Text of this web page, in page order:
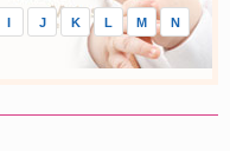
I J K L M N